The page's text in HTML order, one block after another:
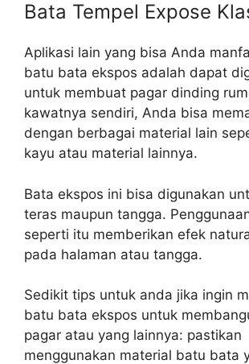
Bata Tempel Expose
Aplikasi lain yang bisa Anda
batu bata ekspos adalah dapat
untuk membuat pagar dinding
kawatnya sendiri, Anda bisa
dengan berbagai material lain
kayu atau material lainnya.
Bata ekspos ini bisa digunakan
teras maupun tangga.
seperti itu memberikan efek
pada halaman atau tangga.
Sedikit tips untuk anda jika ingin
batu bata ekspos untuk
pagar atau yang lainnya: pastikan
menggunakan material batu bata